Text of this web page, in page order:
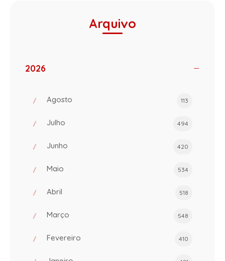
Arquivo
2026
Agosto 113
Julho 494
Junho 420
Maio 534
Abril 518
Março 548
Fevereiro 410